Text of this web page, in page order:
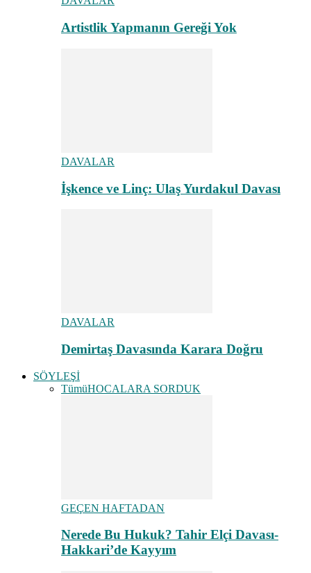
Artistlik Yapmanın Gereği Yok
DAVALAR
İşkence ve Linç: Ulaş Yurdakul Davası
DAVALAR
Demirtaş Davasında Karara Doğru
SÖYLEŞİ
TümüHOCALARA SORDUK
GEÇEN HAFTADAN
Nerede Bu Hukuk? Tahir Elçi Davası-
Hakkari’de Kayyım